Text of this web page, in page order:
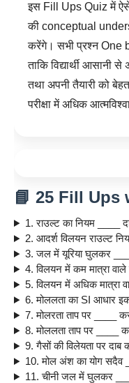
इस Fill Ups Quiz में ऐसे
की conceptual
करेंगे। सभी प्रश्न One
ताकि विद्यार्थी
तथा अपनी तैयारी को
परीक्षा में अधिक
📘 25 Fill
1. राउल्ट का नियम ____
2. आदर्श विलयन राउल्ट
3. जल में यूरिया घुलकर
4. विलयन में कम मात्रा
5. विलयन में अधिक मात्रा
6. मोललता का SI आधार
7. मोलरता ताप पर ____
8. मोललता ताप पर ____
9. गैसों की विलेयता पर दाब
10. मोल अंश का योग सदैव
11. चीनी जल में घुलकर